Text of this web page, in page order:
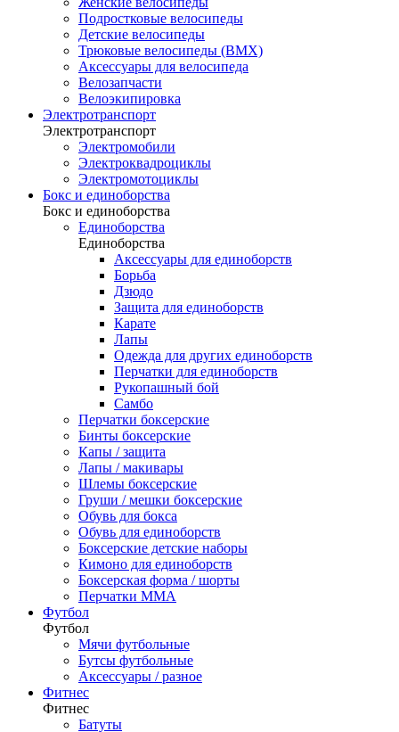
Подростковые велосипеды
Детские велосипеды
Трюковые велосипеды (BMX)
Аксессуары для велосипеда
Велозапчасти
Велоэкипировка
Электротранспорт
Электротранспорт
Электромобили
Электроквадроциклы
Электромотоциклы
Бокс и единоборства
Бокс и единоборства
Единоборства
Единоборства
Аксессуары для единоборств
Борьба
Дзюдо
Защита для единоборств
Карате
Лапы
Одежда для других единоборств
Перчатки для единоборств
Рукопашный бой
Самбо
Перчатки боксерские
Бинты боксерские
Капы / защита
Лапы / макивары
Шлемы боксерские
Груши / мешки боксерские
Обувь для бокса
Обувь для единоборств
Боксерские детские наборы
Кимоно для единоборств
Боксерская форма / шорты
Перчатки ММА
Футбол
Футбол
Мячи футбольные
Бутсы футбольные
Аксессуары / разное
Фитнес
Фитнес
Батуты